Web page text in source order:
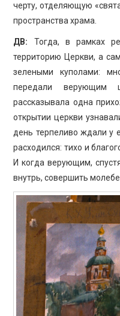
черту, отделяющую
пространства храма.
ДВ: Тогда, в рамках
территорию Церкви, а
зелеными куполами:
передали
рассказывала одна
открытии церкви
день терпеливо ждали у
расходился: тихо и
И когда верующим,
внутрь, совершить